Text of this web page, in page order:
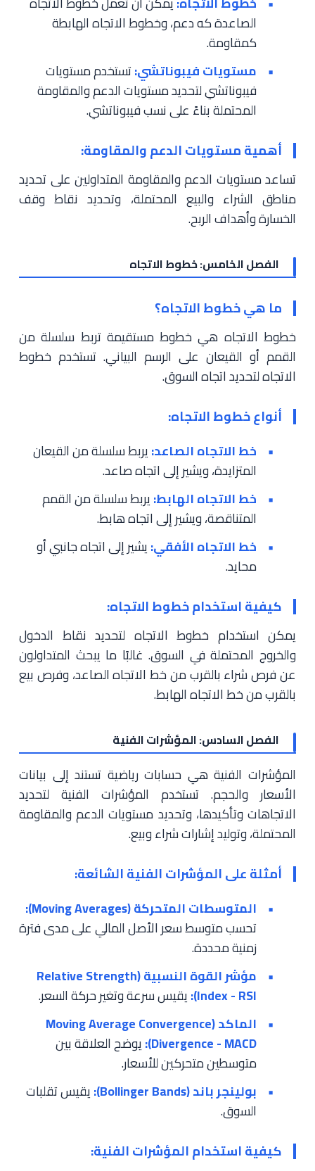
الصاعدة كه دعم، وخطوط الاتجاه الهابطة
كمقاومة.
مستويات فيبوناتشي:تستخدم مستويات
فيبوناتشي لتحديد مستويات الدعم والمقاومة
المحتملة بناءً على نسب فيبوناتشي.
أهمية مستويات الدعم والمقاومة:
تساعد مستويات الدعم والمقاومة المتداولين على تحديد
مناطق الشراء والبيع المحتملة، وتحديد نقاط وقف
الخسارة وأهداف الربح.
الفصل الخامس: خطوط الاتجاه
ما هي خطوط الاتجاه؟
خطوط الاتجاه هي خطوط مستقيمة تربط سلسلة من
القمم أو القيعان على الرسم البياني. تستخدم خطوط
الاتجاه لتحديد اتجاه السوق.
أنواع خطوط الاتجاه:
خط الاتجاه الصاعد:يربط سلسلة من القيعان
المتزايدة، ويشير إلى اتجاه صاعد.
خط الاتجاه الهابط:يربط سلسلة من القمم
المتناقصة، ويشير إلى اتجاه هابط.
خط الاتجاه الأفقي:يشير إلى اتجاه جانبي أو
محايد.
كيفية استخدام خطوط الاتجاه:
يمكن استخدام خطوط الاتجاه لتحديد نقاط الدخول
والخروج المحتملة في السوق. غالبًا ما يبحث المتداولون
عن فرص شراء بالقرب من خط الاتجاه الصاعد، وفرص بيع
بالقرب من خط الاتجاه الهابط.
الفصل السادس: المؤشرات الفنية
المؤشرات الفنية هي حسابات رياضية تستند إلى بيانات
الأسعار والحجم. تستخدم المؤشرات الفنية لتحديد
الاتجاهات وتأكيدها، وتحديد مستويات الدعم والمقاومة
المحتملة، وتوليد إشارات شراء وبيع.
أمثلة على المؤشرات الفنية الشائعة:
المتوسطات المتحركة (Moving Averages):
تحسب متوسط سعر الأصل المالي على مدى فترة
زمنية محددة.
مؤشر القوة النسبية (Relative Strength
Index - RSI): يقيس سرعة وتغير حركة السعر.
الماكد (Moving Average Convergence
Divergence - MACD): يوضح العلاقة بين
متوسطين متحركين للأسعار.
بولينجر باند (Bollinger Bands):
يقيس تقلبات
السوق.
كيفية استخدام المؤشرات الفنية: